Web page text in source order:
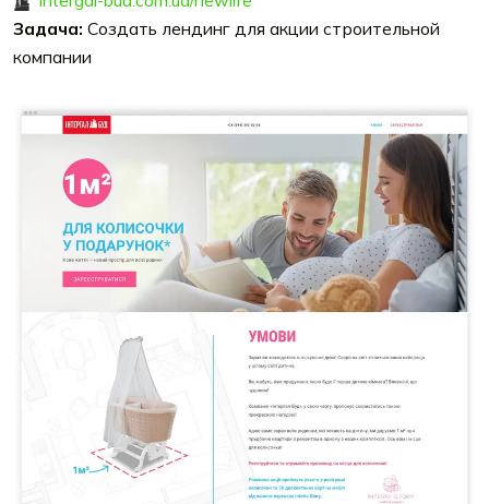
Задача: Создать лендинг для акции строительной
компании